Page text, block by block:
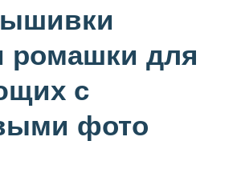
ромашки для
с
фото